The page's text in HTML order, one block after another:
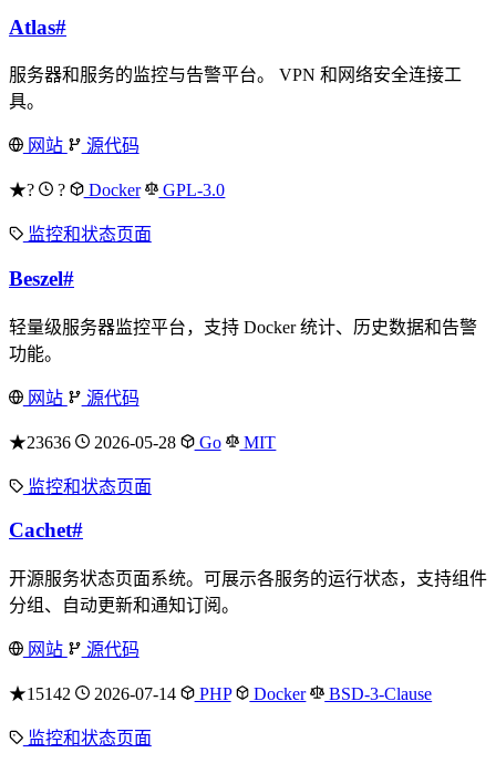
Atlas#
服务器和服务的监控与告警平台。 VPN 和网络安全连接工
具。
网站 源代码
★? ? Docker GPL-3.0
监控和状态页面
Beszel#
轻量级服务器监控平台，支持 Docker 统计、历史数据和告警
功能。
网站 源代码
★23636 2026-05-28 Go MIT
监控和状态页面
Cachet#
开源服务状态页面系统。可展示各服务的运行状态，支持组件
分组、自动更新和通知订阅。
网站 源代码
★15142 2026-07-14 PHP Docker BSD-3-Clause
监控和状态页面